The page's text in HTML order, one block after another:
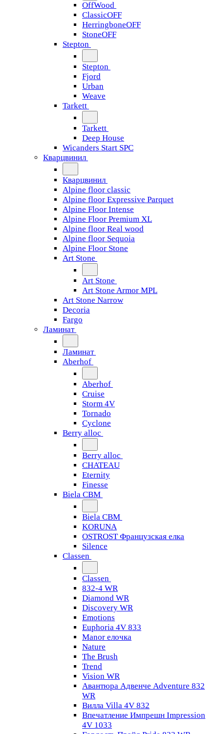
OffWood
ClassicOFF
HerringboneOFF
StoneOFF
Stepton
Stepton
Fjord
Urban
Weave
Tarkett
Tarkett
Deep House
Wicanders Start SPC
Кварцвинил
Кварцвинил
Alpine floor classic
Alpine floor Expressive Parquet
Alpine Floor Intense
Alpine Floor Premium XL
Alpine floor Real wood
Alpine floor Sequoia
Alpine Floor Stone
Art Stone
Art Stone
Art Stone Armor MPL
Art Stone Narrow
Decoria
Fargo
Ламинат
Ламинат
Aberhof
Aberhof
Cruise
Storm 4V
Tornado
Сyclone
Berry alloc
Berry alloc
CHATEAU
Eternity
Finesse
Biela CBM
Biela CBM
KORUNA
OSTROST Французская елка
Silence
Classen
Classen
832-4 WR
Diamond WR
Discovery WR
Emotions
Euphoria 4V 833
Manor елочка
Nature
The Brush
Trend
Vision WR
Авантюра Адвенче Adventure 832
WR
Вилла Villa 4V 832
Впечатление Импрешн Impression
4V 1033